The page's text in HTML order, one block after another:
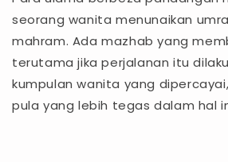
seorang wanita menunaikan
mahram. Ada mazhab yang
terutama jika perjalanan itu
kumpulan wanita yang
pula yang lebih tegas dalam hal